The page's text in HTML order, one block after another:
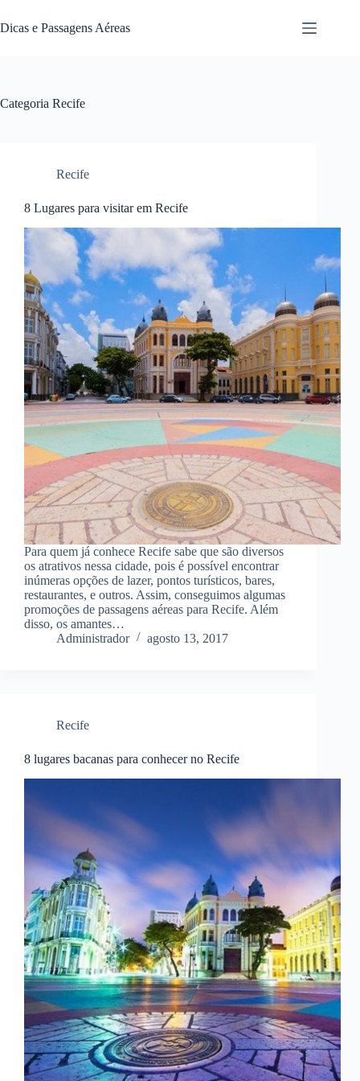
para
o
Dicas e Passagens Aéreas
Categoria Recife
Recife
8 Lugares para visitar em Recife
Para quem já conhece Recife sabe que são diversos
os atrativos nessa cidade, pois é possível encontrar
inúmeras opções de lazer, pontos turísticos, bares,
restaurantes, e outros. Assim, conseguimos algumas
promoções de passagens aéreas para Recife. Além
disso, os amantes…
Administrador
agosto 13, 2017
Recife
8 lugares bacanas para conhecer no Recife